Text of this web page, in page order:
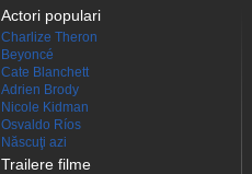
Actori populari
Charlize Theron
Beyoncé
Cate Blanchett
Adrien Brody
Nicole Kidman
Osvaldo Ríos
Născuţi azi
Trailere filme